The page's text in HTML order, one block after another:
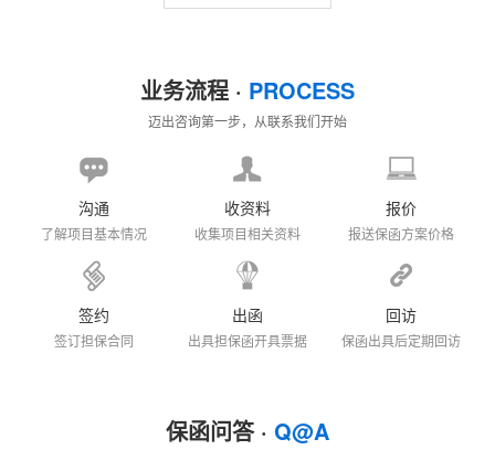
业务流程 · PROCESS
迈出咨询第一步，从联系我们开始
沟通
了解项目基本情况
收资料
收集项目相关资料
报价
报送保函方案价格
签约
签订担保合同
出函
出具担保函开具票据
回访
保函出具后定期回访
保函问答 · Q@A